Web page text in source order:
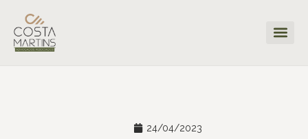
24/04/2023